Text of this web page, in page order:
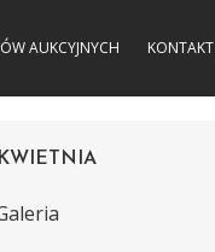
AUKCYJNYCH KONTAKT